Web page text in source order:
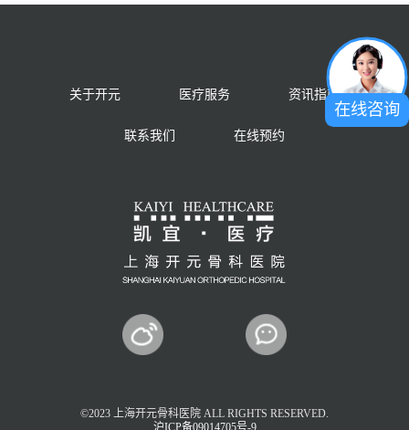
关于开元 医疗服务 资讯指南
联系我们 在线预约
©2023 上海开元骨科医院 ALL RIGHTS RESERVED.
沪ICP备09014705号-9
在线咨询